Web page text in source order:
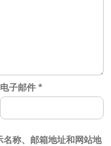
电子邮件 *
称、邮箱地址和网站地